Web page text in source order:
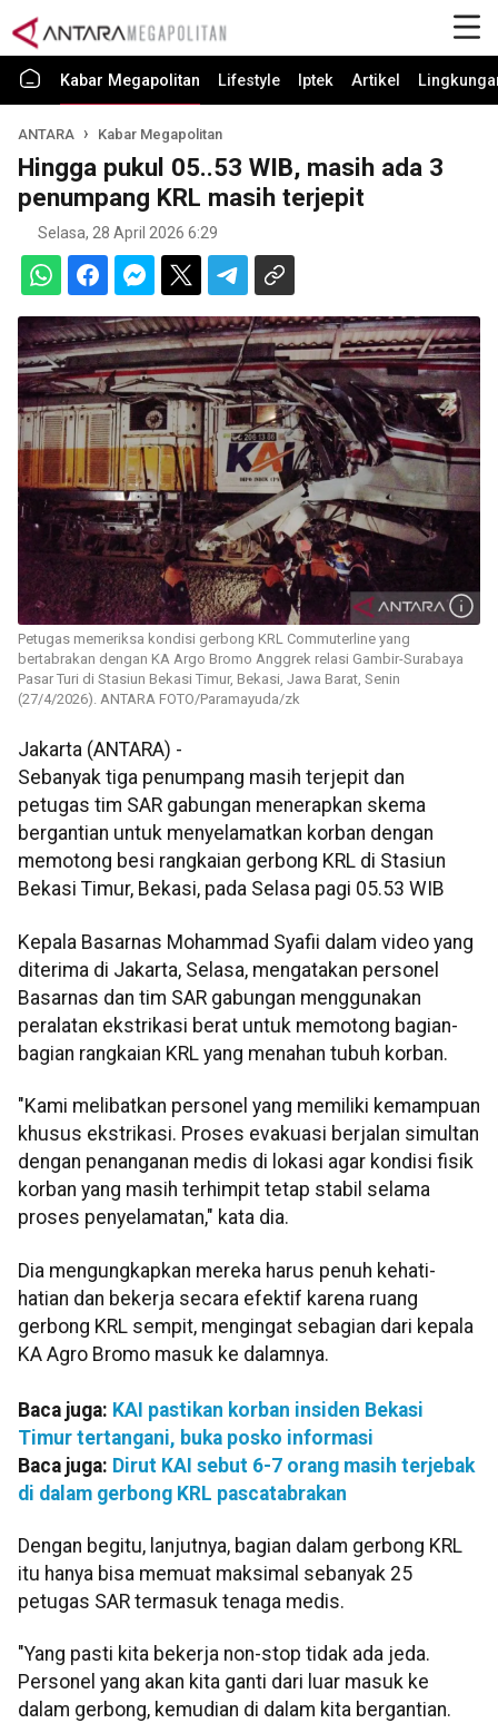
Kabar Megapolitan Lifestyle Iptek Artikel
ANTARA Kabar Megapolitan
Hingga pukul 05..53 WIB, masih ada 3
penumpang KRL masih terjepit
Selasa, 28 April 2026 6:29
Petugas memeriksa kondisi gerbong KRL Commuterline yang
bertabrakan dengan KA Argo Bromo Anggrek relasi Gambir-Surabaya
Pasar Turi di Stasiun Bekasi Timur, Bekasi, Jawa Barat, Senin
(27/4/2026). ANTARA FOTO/Paramayuda/zk
Jakarta (ANTARA) -
Sebanyak tiga penumpang masih terjepit dan
petugas tim SAR gabungan menerapkan skema
bergantian untuk menyelamatkan korban dengan
memotong besi rangkaian gerbong KRL di Stasiun
Bekasi Timur, Bekasi, pada Selasa pagi 05.53 WIB
Kepala Basarnas Mohammad Syafii dalam video yang
diterima di Jakarta, Selasa, mengatakan personel
Basarnas dan tim SAR gabungan menggunakan
peralatan ekstrikasi berat untuk memotong bagian-
bagian rangkaian KRL yang menahan tubuh korban.
"Kami melibatkan personel yang memiliki kemampuan
khusus ekstrikasi. Proses evakuasi berjalan simultan
dengan penanganan medis di lokasi agar kondisi fisik
korban yang masih terhimpit tetap stabil selama
proses penyelamatan," kata dia.
Dia mengungkapkan mereka harus penuh kehati-
hatian dan bekerja secara efektif karena ruang
gerbong KRL sempit, mengingat sebagian dari kepala
KA Agro Bromo masuk ke dalamnya.
Baca juga: KAI pastikan korban insiden Bekasi
Timur tertangani, buka posko informasi
Baca juga: Dirut KAI sebut 6-7 orang masih terjebak
di dalam gerbong KRL pascatabrakan
Dengan begitu, lanjutnya, bagian dalam gerbong KRL
itu hanya bisa memuat maksimal sebanyak 25
petugas SAR termasuk tenaga medis.
"Yang pasti kita bekerja non-stop tidak ada jeda.
Personel yang akan kita ganti dari luar masuk ke
dalam gerbong, kemudian di dalam kita bergantian.